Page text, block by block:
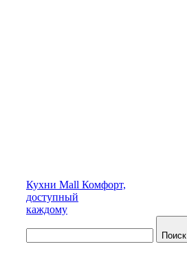
Кухни Mall Комфорт,
доступный
каждому
Поиск